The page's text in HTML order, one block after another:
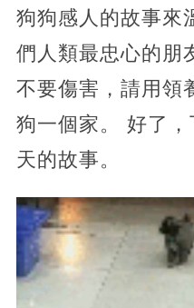
狗狗感人的故事來
們人類最忠心的朋
不要傷害，請用領
狗一個家。 好了
天的故事。